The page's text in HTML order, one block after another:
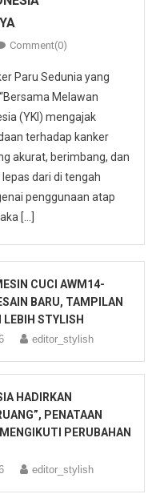
Comment(0)
Paru Sedunia yang
Melawan
(YKI) mengajak
terhadap kanker
akurat, berimbang, dan
dari di tengah
penggunaan atap
[…]
CUCI AWM14-
BARU, TAMPILAN
LEBIH STYLISH
editor_stylish
HADIRKAN
PENATAAN
PERUBAHAN
editor_stylish